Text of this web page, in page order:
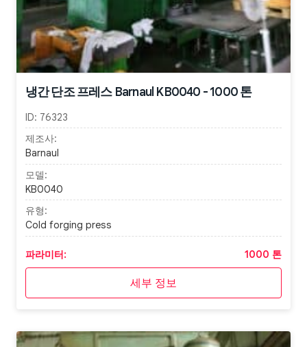
냉간 단조 프레스 Barnaul KB0040 - 1000 톤
ID: 76323
제조사:
Barnaul
모델:
KB0040
유형:
Cold forging press
파라미터: 1000 톤
세부 정보